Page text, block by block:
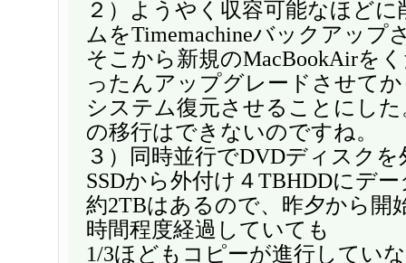
２）ようやく収容可能なほど
ムをTimemachineバックアップ
そこから新規のMacBookAirを
ったんアップグレードさせて
システム復元させることにした
の移行はできないのですね。
３）同時並行でDVDディスク
SSDから外付け４TBHDDにデ
約2TBはあるので、昨夕から開
時間程度経過していても
1/3ほどもコピーが進行してい